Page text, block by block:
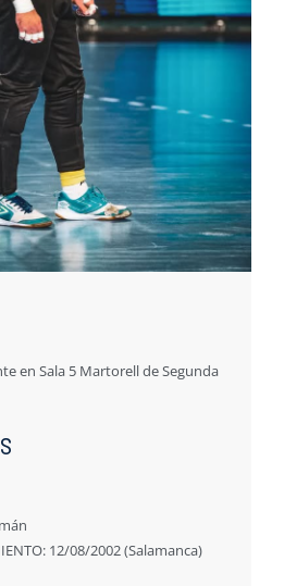
en Sala 5 Martorell de Segunda
12/08/2002 (Salamanca)